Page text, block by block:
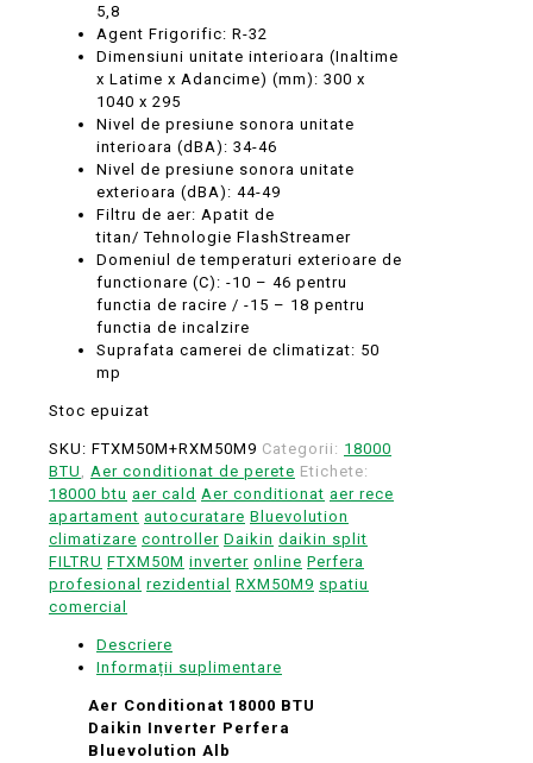
5,8
Agent Frigorific: R-32
Dimensiuni unitate interioara (Inaltime
x Latime x Adancime) (mm): 300 x
1040 x 295
Nivel de presiune sonora unitate
interioara (dBA): 34-46
Nivel de presiune sonora unitate
exterioara (dBA): 44-49
Filtru de aer: Apatit de
titan/ Tehnologie FlashStreamer
Domeniul de temperaturi exterioare de
functionare (C): -10 – 46 pentru
functia de racire / -15 – 18 pentru
functia de incalzire
Suprafata camerei de climatizat: 50
mp
Stoc epuizat
SKU: FTXM50M+RXM50M9 Categorii: 18000
BTU , Aer conditionat de perete Etichete:
18000 btu aer cald Aer conditionat aer rece
apartament autocuratare Bluevolution
climatizare controller Daikin daikin split
FILTRU FTXM50M inverter online Perfera
profesional rezidential RXM50M9 spatiu
comercial
Descriere
Informații suplimentare
Aer Conditionat 18000 BTU
Daikin Inverter Perfera
Bluevolution Alb